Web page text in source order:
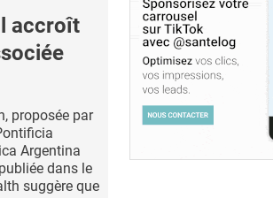
accroît
proposée par
Argentina
dans le
suggère que